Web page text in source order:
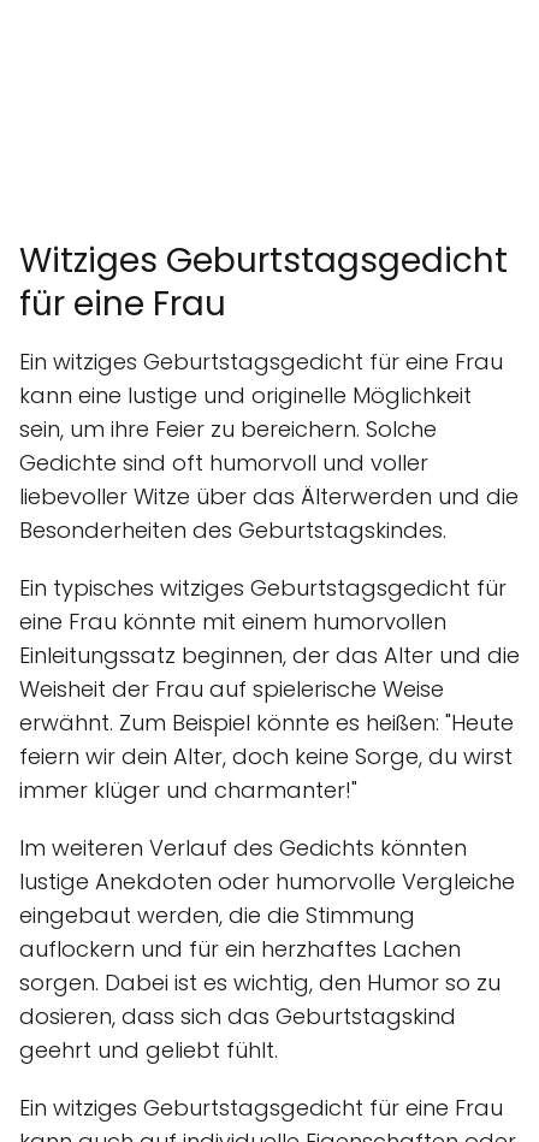
Witziges Geburtstagsgedicht
für eine Frau
Ein witziges Geburtstagsgedicht für eine Frau
kann eine lustige und originelle Möglichkeit
sein, um ihre Feier zu bereichern. Solche
Gedichte sind oft humorvoll und voller
liebevoller Witze über das Älterwerden und die
Besonderheiten des Geburtstagskindes.
Ein typisches witziges Geburtstagsgedicht für
eine Frau könnte mit einem humorvollen
Einleitungssatz beginnen, der das Alter und die
Weisheit der Frau auf spielerische Weise
erwähnt. Zum Beispiel könnte es heißen: "Heute
feiern wir dein Alter, doch keine Sorge, du wirst
immer klüger und charmanter!"
Im weiteren Verlauf des Gedichts könnten
lustige Anekdoten oder humorvolle Vergleiche
eingebaut werden, die die Stimmung
auflockern und für ein herzhaftes Lachen
sorgen. Dabei ist es wichtig, den Humor so zu
dosieren, dass sich das Geburtstagskind
geehrt und geliebt fühlt.
Ein witziges Geburtstagsgedicht für eine Frau